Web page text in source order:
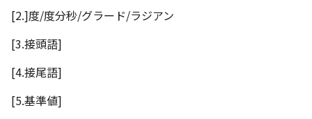
[2.]度/度分秒/グラード/ラジアン
[3.接頭語]
[4.接尾語]
[5.基準値]